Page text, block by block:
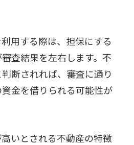
用する際は、担保にする
査結果を左右します。不
断されれば、審査に通り
金を借りられる可能性が
いとされる不動産の特徴